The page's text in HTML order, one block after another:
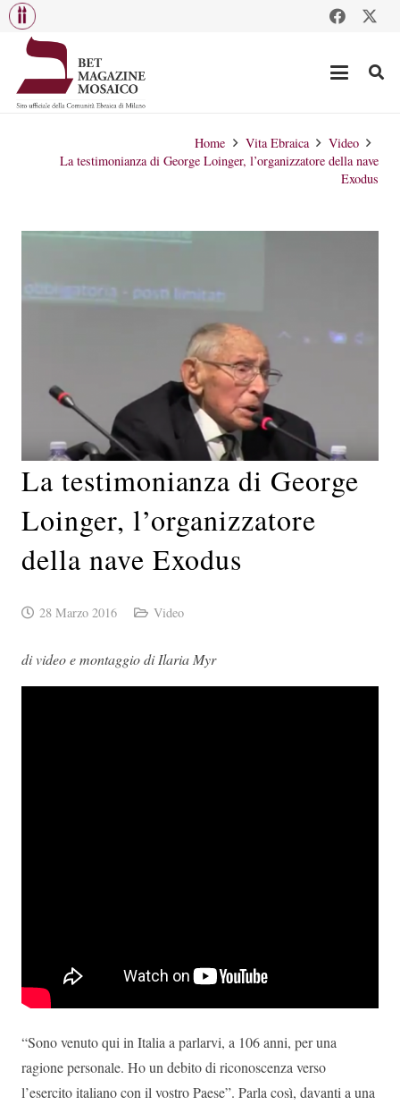
Home Vita Ebraica
Video
La testimonianza di George Loinger, l’organizzatore della nave
Exodus
La testimonianza di George
Loinger, l’organizzatore
della nave Exodus
28 Marzo 2016 Video
di video e montaggio di Ilaria Myr
“Sono venuto qui in Italia a parlarvi, a 106 anni, per una
ragione personale. Ho un debito di riconoscenza verso
l’esercito italiano con il vostro Paese”. Parla così, davanti a una